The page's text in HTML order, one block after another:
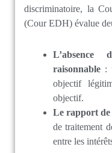
discriminatoire, la
(Cour EDH) évalue
L’absence
raisonnable :
objectif
objectif.
Le rapport
de traitement
entre les